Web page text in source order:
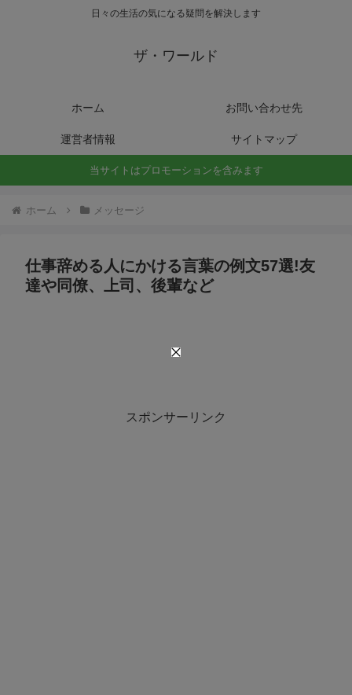
日々の生活の気になる疑問を解決します
ザ・ワールド
ホーム お問い合わせ先
運営者情報 サイトマップ
当サイトはプロモーションを含みます
ホーム メッセージ
仕事辞める人にかける言葉の例文57選!友
達や同僚、上司、後輩など
スポンサーリンク